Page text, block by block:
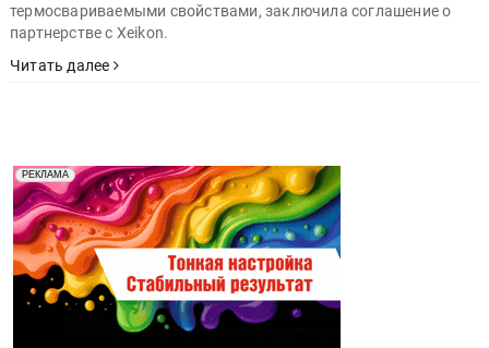
термосвариваемыми свойствами, заключила соглашение о
партнерстве с Xeikon.
Читать далее
РЕКЛАМА
Реклама. Рекламодатель ООО "Передовые Системы
Печати" erid: 2SDnjd2d4Qz